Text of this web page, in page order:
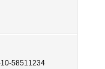
58511234